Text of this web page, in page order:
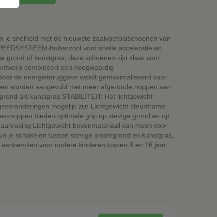
je snelheid met de nieuwste zaalvoetbalschoenen van
buitenzool voor snelle acceleratie en
grond of kunstgras; deze schoenen zijn klaar voor
combineert een hoogwaardig
de energieteruggave wordt gemaximaliseerd voor
worden aangevuld met meer afgeronde noppen aan
als kunstgras STABILITEIT: Het lichtgewicht
mogelijk zijn Lichtgewicht steunframe
noppen bieden optimale grip op stevige grond en op
Lichtgewicht bovenmateriaal van mesh voor
je schakelen tussen stevige ondergrond en kunstgras,
voor oudere kinderen tussen 8 en 16 jaar